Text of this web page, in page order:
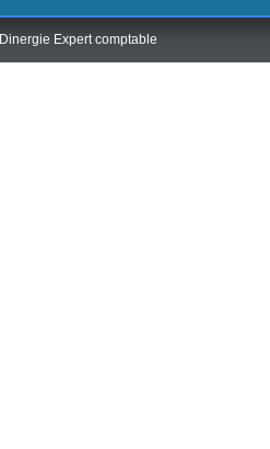
Dinergie Expert comptable